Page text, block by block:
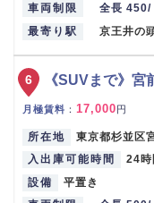
車両制限
全長 450/
最寄り駅
京王井の
《SUVまで》
月極賃料 ： 17,000円
所在地
東京都杉並区
入出庫可能時間
24時
設備
平置き
6